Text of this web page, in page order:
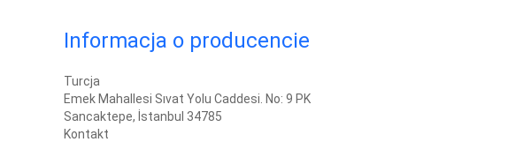
Informacja o producencie
Turcja
Emek Mahallesi Sıvat Yolu Caddesi. No: 9 PK
Sancaktepe, İstanbul 34785
Kontakt